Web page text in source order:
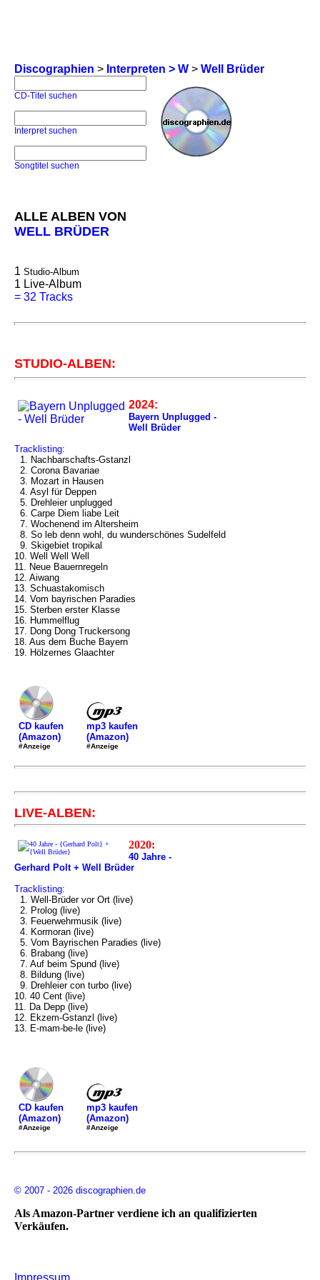
Discographien > Interpreten > W > Well Brüder
CD-Titel suchen
Interpret suchen
Songtitel suchen
ALLE ALBEN VON
WELL BRÜDER
1 Studio-Album
1 Live-Album
= 32 Tracks
STUDIO-ALBEN:
2024:
Bayern Unplugged -
Well Brüder
Tracklisting:
1. Nachbarschafts-Gstanzl
2. Corona Bavariae
3. Mozart in Hausen
4. Asyl für Deppen
5. Drehleier unplugged
6. Carpe Diem liabe Leit
7. Wochenend im Altersheim
8. So leb denn wohl, du wunderschönes Sudelfeld
9. Skigebiet tropikal
10. Well Well Well
11. Neue Bauernregeln
12. Aiwang
13. Schuastakomisch
14. Vom bayrischen Paradies
15. Sterben erster Klasse
16. Hummelflug
17. Dong Dong Truckersong
18. Aus dem Buche Bayern
19. Hölzernes Glaachter
CD kaufen
(Amazon)
#Anzeige
mp3 kaufen
(Amazon)
#Anzeige
LIVE-ALBEN:
2020:
40 Jahre -
Gerhard Polt + Well Brüder
Tracklisting:
1. Well-Brüder vor Ort (live)
2. Prolog (live)
3. Feuerwehrmusik (live)
4. Kormoran (live)
5. Vom Bayrischen Paradies (live)
6. Brabang (live)
7. Auf beim Spund (live)
8. Bildung (live)
9. Drehleier con turbo (live)
10. 40 Cent (live)
11. Da Depp (live)
12. Ekzem-Gstanzl (live)
13. E-mam-be-le (live)
CD kaufen
(Amazon)
#Anzeige
mp3 kaufen
(Amazon)
#Anzeige
© 2007 - 2026 discographien.de
Als Amazon-Partner verdiene ich an qualifizierten
Verkäufen.
Impressum